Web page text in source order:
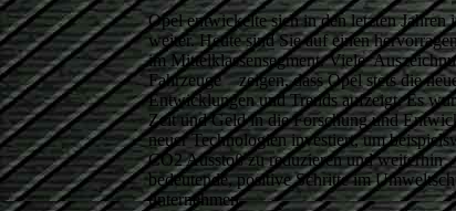
Opel entwickelte sich in den letzten Jahren
weiter. Heute sind Sie auf einen
im Mittel­klassensegment. Viele
Fahrzeuge zei­gen, dass Opel stets die
Entwicklungen und Trends auf­zeigt. Es
Zeit und Geld in die For­schung und
neuer Technologien investiert, um
CO2 Ausstoß zu reduzieren und weiter­hin
bedeutende, positive Schritte im
unternehmen.